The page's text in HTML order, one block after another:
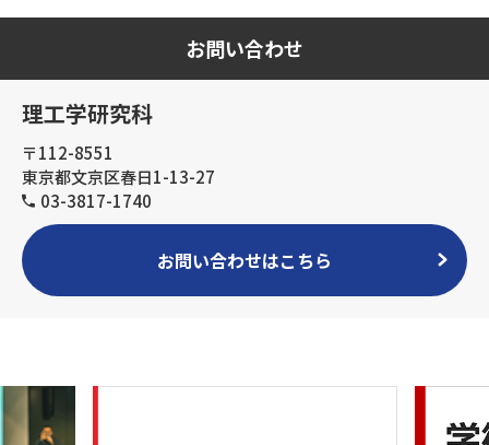
お問い合わせ
理工学研究科
〒112-8551
東京都文京区春日1-13-27
03-3817-1740
お問い合わせはこちら